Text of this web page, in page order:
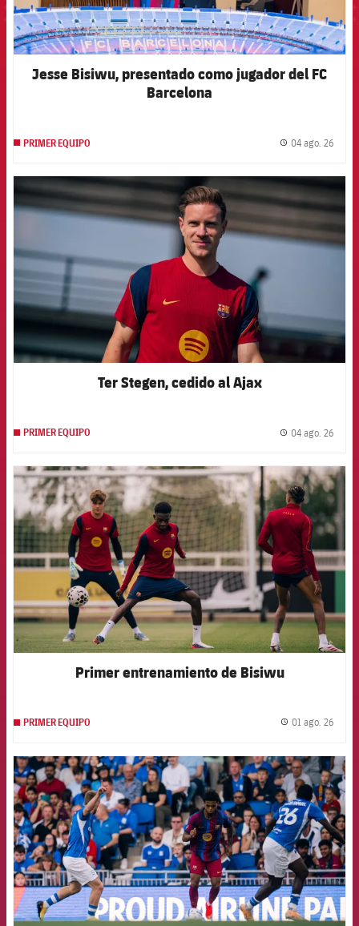
Jesse Bisiwu, presentado como jugador del FC
Barcelona
PRIMER EQUIPO 04 ago. 26
FCB Barcelona badge
Ter Stegen, cedido al Ajax
PRIMER EQUIPO 04 ago. 26
FCB Barcelona badge
Primer entrenamiento de Bisiwu
PRIMER EQUIPO 01 ago. 26
FCB Barcelona badge